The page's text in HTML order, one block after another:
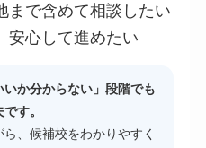
まで含めて相談したい
安心して進めたい
か分からない」段階でも
す。
、候補校をわかりやすく